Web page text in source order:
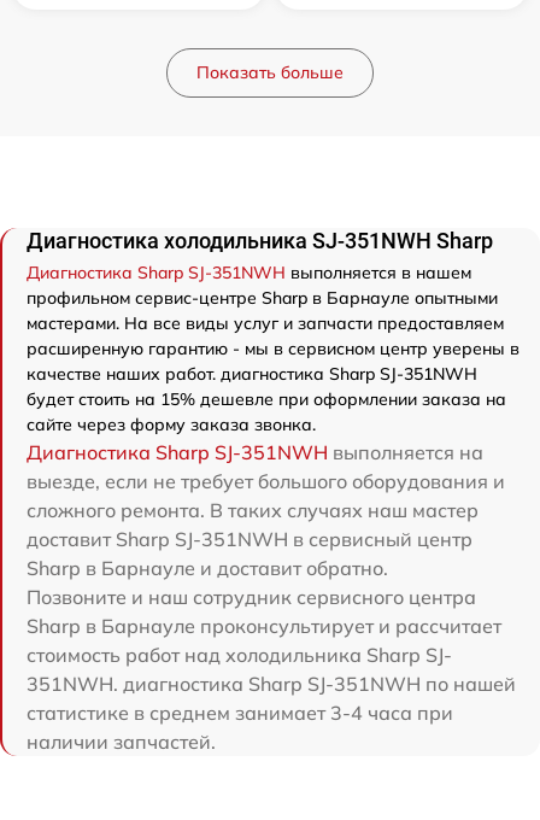
Показать больше
Диагностика холодильника SJ-351NWH Sharp
Диагностика Sharp SJ-351NWH выполняется в нашем
профильном сервис-центре Sharp в Барнауле опытными
мастерами. На все виды услуг и запчасти предоставляем
расширенную гарантию - мы в сервисном центр уверены в
качестве наших работ. диагностика Sharp SJ-351NWH
будет стоить на 15% дешевле при оформлении заказа на
сайте через форму заказа звонка.
Диагностика Sharp SJ-351NWH выполняется на
выезде, если не требует большого оборудования и
сложного ремонта. В таких случаях наш мастер
доставит Sharp SJ-351NWH в сервисный центр
Sharp в Барнауле и доставит обратно.
Позвоните и наш сотрудник сервисного центра
Sharp в Барнауле проконсультирует и рассчитает
стоимость работ над холодильника Sharp SJ-
351NWH. диагностика Sharp SJ-351NWH по нашей
статистике в среднем занимает 3-4 часа при
наличии запчастей.